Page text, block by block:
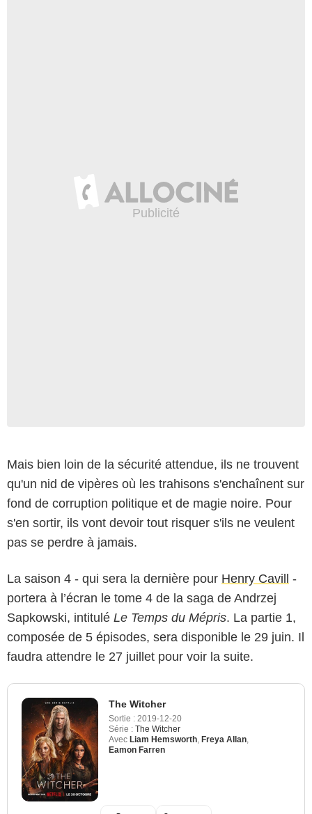
Mais bien loin de la sécurité attendue, ils ne trouvent
qu'un nid de vipères où les trahisons s'enchaînent sur
fond de corruption politique et de magie noire. Pour
s'en sortir, ils vont devoir tout risquer s'ils ne veulent
pas se perdre à jamais.
La saison 4 - qui sera la dernière pour Henry Cavill -
portera à l’écran le tome 4 de la saga de Andrzej
Sapkowski, intitulé Le Temps du Mépris. La partie 1,
composée de 5 épisodes, sera disponible le 29 juin. Il
faudra attendre le 27 juillet pour voir la suite.
The Witcher
Sortie : 2019-12-20
Série : The Witcher
Avec Liam Hemsworth Freya Allan
Eamon Farren